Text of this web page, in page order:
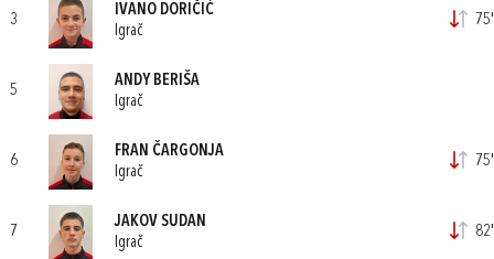
3
IVANO DORIČIĆ
Igrač
75'
5
ANDY BERIŠA
Igrač
6
FRAN ČARGONJA
Igrač
75'
7
JAKOV SUDAN
Igrač
82'